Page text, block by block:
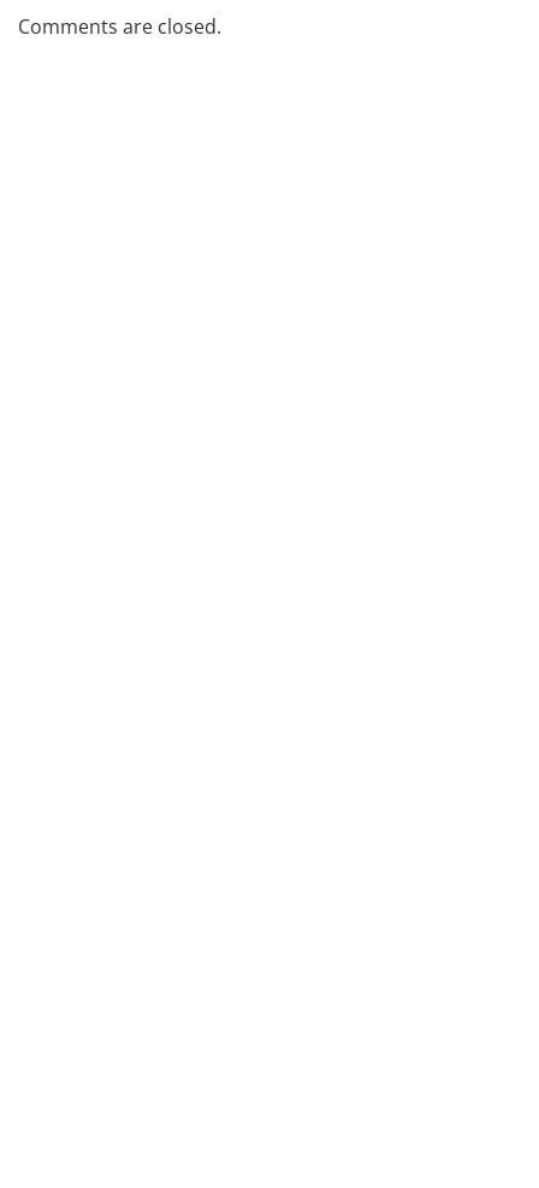
Comments are closed.